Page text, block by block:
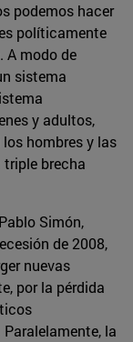
podemos hacer
políticamente
A modo de
sistema
y adultos,
hombres y las
brecha
Simón,
de 2008,
nuevas
por la pérdida
la